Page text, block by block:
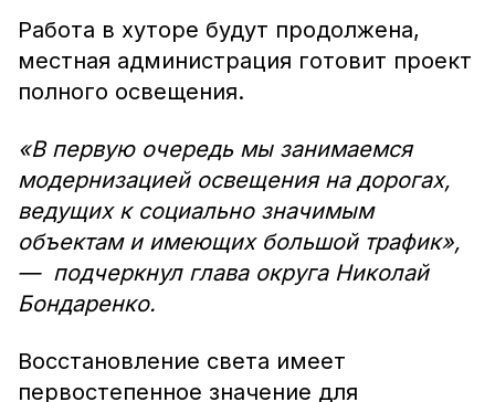
Работа в хуторе будут продолжена,
местная администрация готовит проект
полного освещения.
«В первую очередь мы занимаемся
модернизацией освещения на дорогах,
ведущих к социально значимым
объектам и имеющих большой трафик»,
— подчеркнул глава округа Николай
Бондаренко.
Восстановление света имеет
первостепенное значение для